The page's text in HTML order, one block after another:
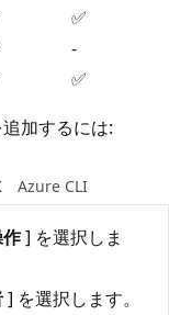
✅
-
✅
加するには:
Azure CLI
] を選択しま
] を選択します。